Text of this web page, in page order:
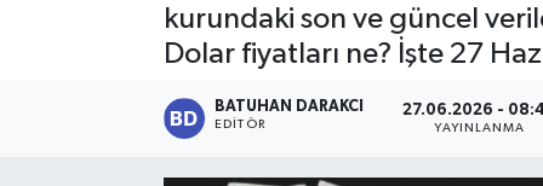
kurundaki son ve güncel
Dolar fiyatları ne? İşte 27
BATUHAN DARAKCI
EDITÖR
27.06.2026 -
YAYINLANMA
Gökçebey
Son Dakika Haberleri
Haber Arşivi